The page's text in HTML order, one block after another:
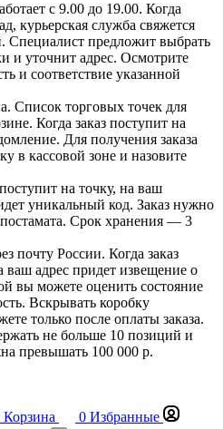
с 9.00 до 19.00. Когда
курьерская служба свяжется
Специалист предложит выбрать
и уточнит адрес. Осмотрите
и соответствие указанной
Список торговых точек для
Когда заказ поступит на
Для получения заказа
в кассовой зоне и назовите
на точку, на ваш
уникальный код. Заказ нужно
Срок хранения — 3
почту России. Когда заказ
ваш адрес придет извещение о
вы можете оценить состояние
Вскрывать коробку
только после оплаты заказа.
не больше 10 позиций и
превышать 100 000 р.
Корзина 0 Избранные